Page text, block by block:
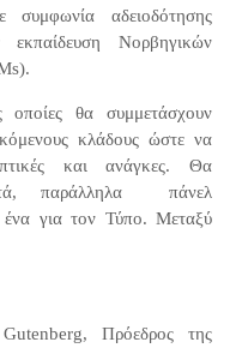
αδειοδότησης
Νορβηγικών
οποίες θα συμμετάσχουν
κλάδους ώστε να
και ανάγκες. Θα
παράλληλα
πάνελ
ένα για τον Τύπο. Μεταξύ
Πρόεδρος της